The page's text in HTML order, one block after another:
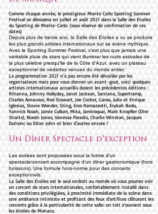
Comme chaque année, le prestigieux Monte Carlo Sporting Summer
Festival se déroulera en juillet et août 2021 dans la Salle des Etoiles
du Sporting de Monte-Carlo. (sous réserve de confirmation de ces
dates)
Depuis plus de trente ans, la Salle des Etoiles a vu se produire
les plus grands artistes internationaux sur sa scène mythique.
Avec le Sporting Summer Festival, c’est plus que jamais une
véritable pluie de stars qui vient illuminer les nuits estivales de
la plus célèbre presqu’île de la Côte d’Azur, avec un plateau
exceptionnel de vedettes venues du monde entier.
La programmation 2021 n’a pas encore été dévoilée par les
organisateurs mais pour vous donner un avant-gout, voici quelques
artistes internationaux accueillis durant les précédentes éditions :
Rihanna, Johnny Hallyday, Janet Jackson, Santana, Supertramp,
Charles Aznavour, Rod Stewart, Joe Cocker, Garou, Julio et Enrique
Iglesias, Stevie Wonder, Sting, Eros Ramazzotti, Erykah Badu,
Yannick Noah, Jamie Cullum, Mika, Jamiroquai, Mark Knopfler (Dire
Straits), Norah Jones, Vanessa Paradis, Charlie Winston, Jacques
Dutronc ou Elton John et bien d'autres encore !
Un Dîner Spectacle d'exception
Les soirées sont proposées sous la forme d’un
spectacle/concert accompagné d’un dîner gastronomique (hors
boissons). Une formule hors-norme pour des concerts
exceptionnels.
La Salle des Etoiles est le seul endroit au monde où vous pourrez voir
un concert de stars internationales, confortablement installé dans
des conditions privilégiées, à proximité immédiate de la scène dans
une ambiance intimiste et profitant des feux d’artifices clôturant les
concerts grâce à la particularité de cette salle: un toit s’ouvrant sous
les étoiles de Monaco.